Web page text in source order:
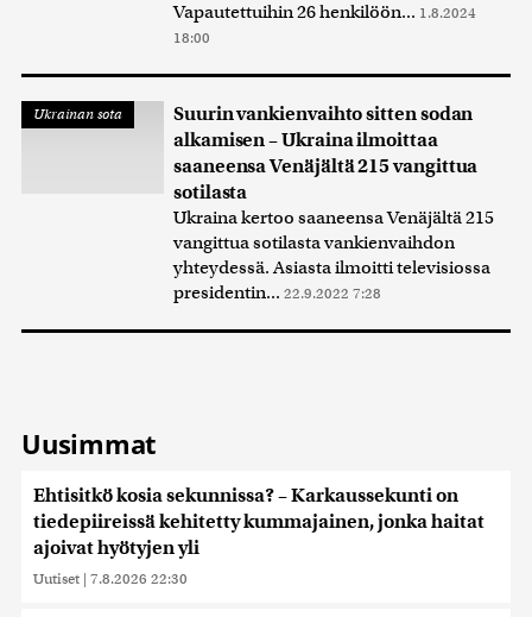
Vapautettuihin 26 henkilöön... 1.8.2024
18:00
Ukrainan sota
Suurin vankienvaihto sitten sodan
alkamisen – Ukraina ilmoittaa
saaneensa Venäjältä 215 vangittua
sotilasta
Ukraina kertoo saaneensa Venäjältä 215
vangittua sotilasta vankienvaihdon
yhteydessä. Asiasta ilmoitti televisiossa
presidentin... 22.9.2022 7:28
Uusimmat
Ehtisitkö kosia sekunnissa? – Karkaussekunti on
tiedepiireissä kehitetty kummajainen, jonka haitat
ajoivat hyötyjen yli
Uutiset | 7.8.2026 22:30